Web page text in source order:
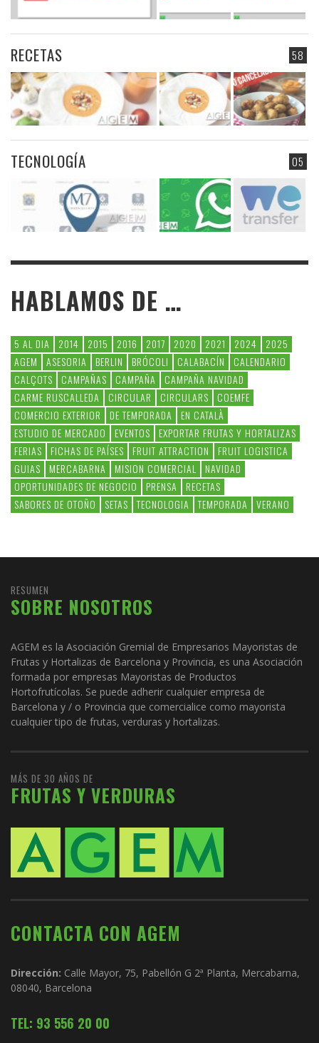
58
RECETAS
05
TECNOLOGÍA
HABLAMOS DE …
5 AL DIA 2014 2015 2016 2017 2020 2021 2024
2025
AGEM
ASESORIA BERLIN BRÓCOLI CALABACÍN
CALENDARIO
CALÇOTS
CAMPAÑAS CAMPAÑA
CAMPAÑA NAVIDAD
CARME RUSCALLEDA
CIRCULAR CIRCULARS
COEMFE
COMERCIO EXTERIOR
DE TEMPORADA
EN CATALÀ
ESTUDIO DE MERCADO
EVENTOS
EXPORTAR FRUTAS Y HORTALIZAS
FERIAS
FICHAS DE PAÍSES FRUIT ATTRACTION
FRUIT LOGISTICA
GUIAS
MERCABARNA MISION COMERCIAL
NAVIDAD
OPORTUNIDADES DE NEGOCIO
PRENSA
RECETAS
SABORES DE OTOÑO
SETAS TECNOLOGIA TEMPORADA VERANO
RESUMEN
SOBRE NOSOTROS
AGEM es la Asociación Gremial de Empresarios Mayoristas de
Frutas y Hortalizas de Barcelona y Provincia, es una Asociación
formada por empresas Mayoristas de Productos
Hortofrutícolas. Se puede adherir cualquier empresa de
Barcelona y / o Provincia que comercialice como mayorista
cualquier tipo de frutas, verduras y hortalizas.
MÁS DE 30 AÑOS DE
FRUTAS Y VERDURAS
CONTACTA CON AGEM
Dirección: Calle Mayor, 75, Pabellón G 2ª Planta, Mercabarna,
08040, Barcelona
TEL: 93 556 20 00